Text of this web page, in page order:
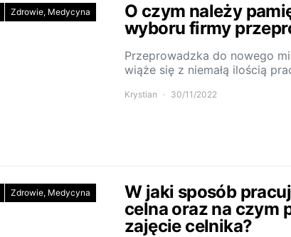
Zdrowie, Medycyna
O czym należy
wyboru firmy
Przeprowadzka do nowego
wiąże się z niemałą ilością
Krystian 30/11/2022
Zdrowie, Medycyna
W jaki sposób
celna oraz na czym
zajęcie celnika?